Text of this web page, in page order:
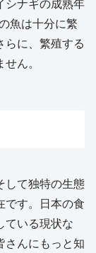
魚は十分に繁
らに、繁殖する
ん。
して独特の生態
です。日本の食
ている現状な
さんにもっと知